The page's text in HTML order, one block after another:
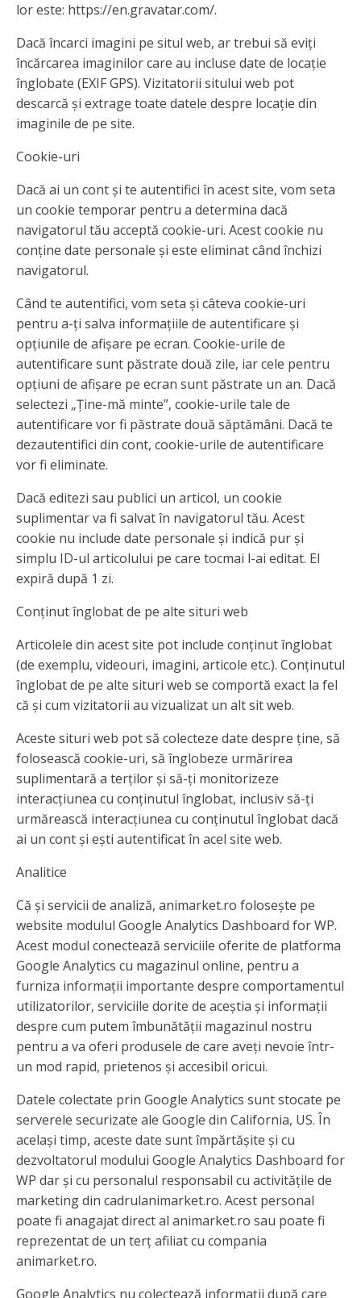
lor este: https://en.gravatar.com/.
Dacă încarci imagini pe situl web, ar trebui să eviți
încărcarea imaginilor care au incluse date de locație
înglobate (EXIF GPS). Vizitatorii sitului web pot
descarcă și extrage toate datele despre locație din
imaginile de pe site.
Cookie-uri
Dacă ai un cont și te autentifici în acest site, vom seta
un cookie temporar pentru a determina dacă
navigatorul tău acceptă cookie-uri. Acest cookie nu
conține date personale și este eliminat când închizi
navigatorul.
Când te autentifici, vom seta și câteva cookie-uri
pentru a-ți salva informațiile de autentificare și
opțiunile de afișare pe ecran. Cookie-urile de
autentificare sunt păstrate două zile, iar cele pentru
opțiuni de afișare pe ecran sunt păstrate un an. Dacă
selectezi „Ține-mă minte”, cookie-urile tale de
autentificare vor fi păstrate două săptămâni. Dacă te
dezautentifici din cont, cookie-urile de autentificare
vor fi eliminate.
Dacă editezi sau publici un articol, un cookie
suplimentar va fi salvat în navigatorul tău. Acest
cookie nu include date personale și indică pur și
simplu ID-ul articolului pe care tocmai l-ai editat. El
expiră după 1 zi.
Conținut înglobat de pe alte situri web
Articolele din acest site pot include conținut înglobat
(de exemplu, videouri, imagini, articole etc.). Conținutul
înglobat de pe alte situri web se comportă exact la fel
că și cum vizitatorii au vizualizat un alt sit web.
Aceste situri web pot să colecteze date despre ține, să
folosească cookie-uri, să înglobeze urmărirea
suplimentară a terților și să-ți monitorizeze
interacțiunea cu conținutul înglobat, inclusiv să-ți
urmărească interacțiunea cu conținutul înglobat dacă
ai un cont și ești autentificat în acel site web.
Analitice
Că și servicii de analiză, animarket.ro folosește pe
website modulul Google Analytics Dashboard for WP.
Acest modul conectează serviciile oferite de platforma
Google Analytics cu magazinul online, pentru a
furniza informații importante despre comportamentul
utilizatorilor, serviciile dorite de aceștia și informații
despre cum putem îmbunătății magazinul nostru
pentru a va oferi produsele de care aveți nevoie într-
un mod rapid, prietenos și accesibil oricui.
Datele colectate prin Google Analytics sunt stocate pe
serverele securizate ale Google din California, US. În
același timp, aceste date sunt împărtășite și cu
dezvoltatorul modului Google Analytics Dashboard for
WP dar și cu personalul responsabil cu activitățile de
marketing din cadrulanimarket.ro. Acest personal
poate fi anagajat direct al animarket.ro sau poate fi
reprezentat de un terț afiliat cu compania
animarket.ro.
Google Analytics nu colectează informații după care